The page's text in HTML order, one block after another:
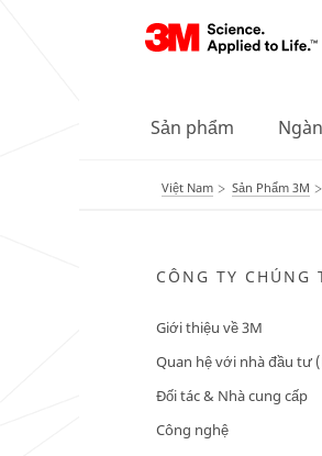
Sản phẩm
Việt Nam Sản Phẩm 3M
CÔNG TY CHÚNG
Giới thiệu về 3M
Quan hệ với nhà đầu tư
Đối tác & Nhà cung cấp
Công nghệ